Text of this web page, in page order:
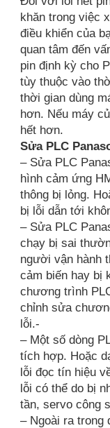
khăn trong việc
điều khiển của
quan tâm đến
pin định kỳ cho
tùy thuộc vào
thời gian dùng
hơn. Nếu máy
hết hơn.
Sửa PLC
– Sửa PLC
hình cảm ứng
thông bị lỏng.
bị lỗi dẫn tới
– Sửa PLC
chạy bị sai
người vận hành
cảm biến hay bị
chương trình
chỉnh sửa
lỗi.-
– Một số dòng
tích hợp. Hoặc
lỗi đọc tín hiệu
lỗi có thể do bị
tần, servo công
– Ngoài ra trong